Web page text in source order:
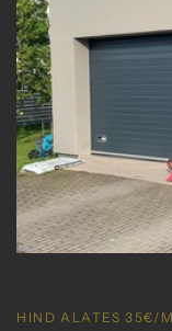
HIND ALATES 35€/